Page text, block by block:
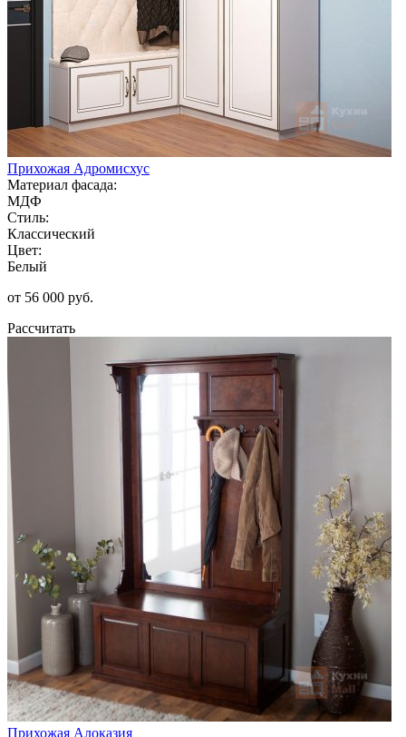
Прихожая Адромисхус
Материал фасада:
МДФ
Стиль:
Классический
Цвет:
Белый
от 56 000 руб.
Рассчитать
Прихожая Алоказия